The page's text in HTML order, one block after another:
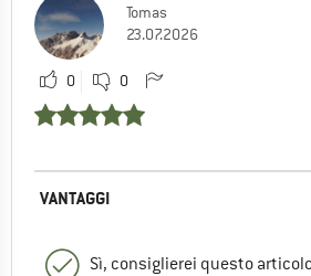
Tomas
23.07.2026
0 0
VANTAGGI
Sì, consiglierei questo